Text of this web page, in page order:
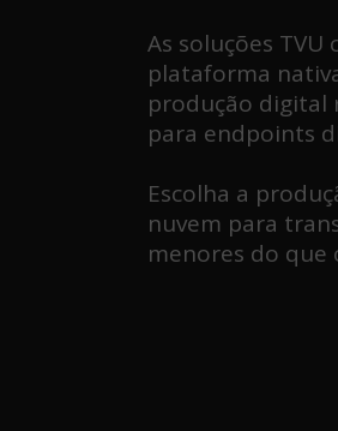
As soluções
plataforma
produção digital
para endpoints
Escolha a
nuvem para
menores do que